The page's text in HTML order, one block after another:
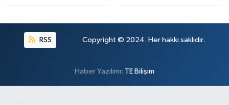
RSS Copyright © 2024. Her hakkı saklıdır.
Haber Yazılımı: TE Bilişim